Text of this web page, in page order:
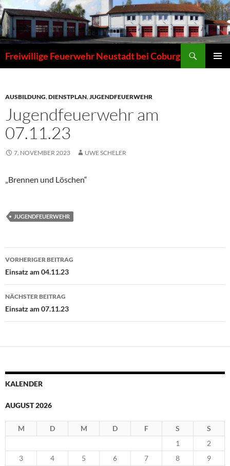
Zum
Inhalt
springen
Freiwillige Feuerwehr Neustadt bei Coburg
AUSBILDUNG,DIENSTPLAN,JUGENDFEUERWEHR
Jugendfeuerwehr am
07.11.23
7. NOVEMBER 2023 UWE SCHELER
„Brennen und Löschen“
JUGENDFEUERWEHR
Beitragsnavigation
VORHERIGER BEITRAG
Einsatz am 04.11.23
NÄCHSTER BEITRAG
Einsatz am 07.11.23
KALENDER
AUGUST 2026
M D M D F S S
1
2
3
4 5 6 7 8
9